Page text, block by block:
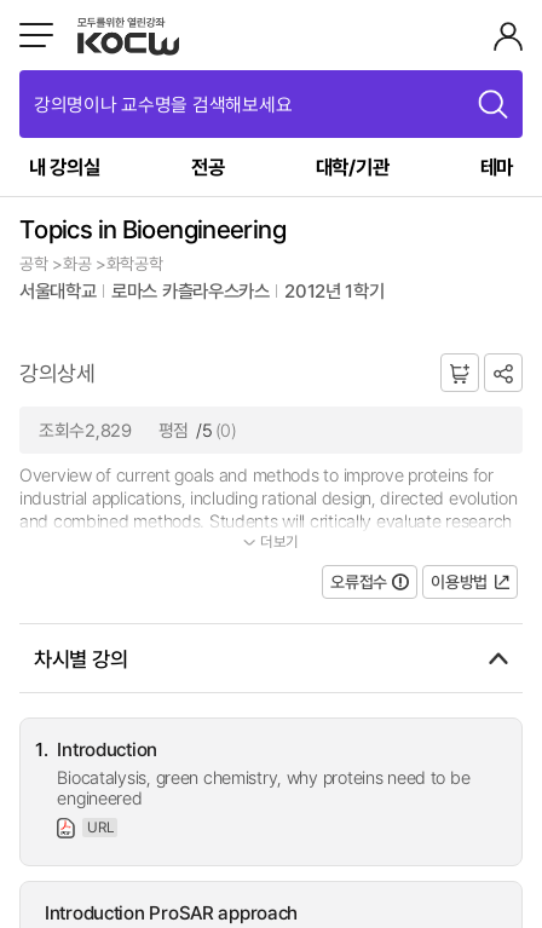
강의명이나 교수명을 검색해보세요
내 강의실 전공 대학/기관 테마
Topics in Bioengineering
공학 >화공 >화학공학
서울대학교 로마스 카츨라우스카스 2012년 1학기
강의상세
조회수2,829 평점 /5 (0)
Overview of current goals and methods to improve proteins for
industrial applications, including rational design, directed evolution
and combined methods. Students will critically evaluate research
papers on enzyme engineering and identify unsolved technical a...
더보기
오류접수 이용방법
차시별 강의
1. Introduction
Biocatalysis, green chemistry, why proteins need to be
engineered
URL
Introduction ProSAR approach